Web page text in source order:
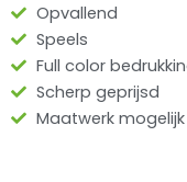
Opvallend
Speels
Full color
Scherp geprijsd
Maatwerk mogelijk